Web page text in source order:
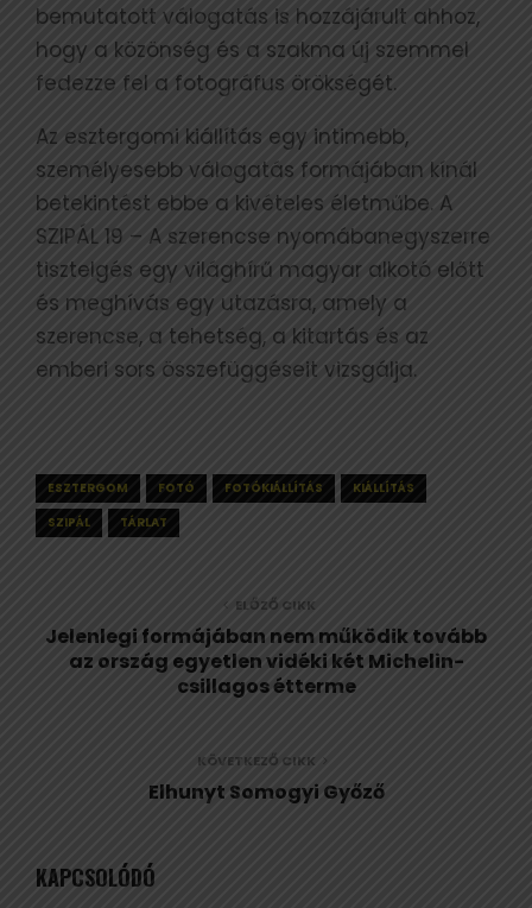
bemutatott válogatás is hozzájárult ahhoz,
hogy a közönség és a szakma új szemmel
fedezze fel a fotográfus örökségét.
Az esztergomi kiállítás egy intimebb,
személyesebb válogatás formájában kínál
betekintést ebbe a kivételes életműbe. A
SZIPÁL 19 – A szerencse nyomábanegyszerre
tisztelgés egy világhírű magyar alkotó előtt
és meghívás egy utazásra, amely a
szerencse, a tehetség, a kitartás és az
emberi sors összefüggéseit vizsgálja.
ESZTERGOM FOTÓ FOTÓKIÁLLÍTÁS
KIÁLLÍTÁS
SZIPÁL
TÁRLAT
ELŐZŐ CIKK
Jelenlegi formájában nem működik tovább
az ország egyetlen vidéki két Michelin-
csillagos étterme
KÖVETKEZŐ CIKK
Elhunyt Somogyi Győző
KAPCSOLÓDÓ